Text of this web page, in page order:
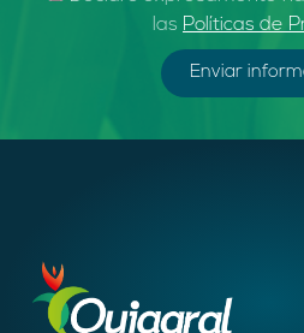
las Políticas de
Enviar